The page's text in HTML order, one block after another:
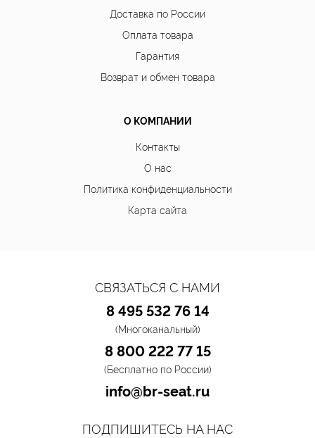
Доставка по России
Оплата товара
Гарантия
Возврат и обмен товара
О КОМПАНИИ
Контакты
О нас
Политика конфиденциальности
Карта сайта
СВЯЗАТЬСЯ С НАМИ
8 495 532 76 14
(Многоканальный)
8 800 222 77 15
(Бесплатно по России)
info@br-seat.ru
ПОДПИШИТЕСЬ НА НАС